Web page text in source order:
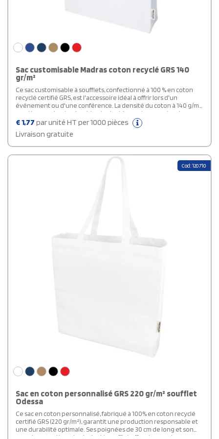
Sac customisable Madras coton recyclé GRS 140
gr/m²
Ce sac customisable à soufflets, confectionné à 100 % en coton
recyclé certifié GRS, est l'accessoire idéal à offrir lors d'un
événement ou d'une conférence. La densité du coton à 140 g/m²
rend le sac robuste, durable et adapté pour transporter des
articles lourds dans le compartiment principal. Avec ses poignées
d'épaule de 30 cm de long, ce sac shopping est facile à
transporter. Les méthodes d'impression disponibles pour ce sac
shopping sont également certifiées, ce qui garantit que
et certifiée. Fabriqué en Inde. Capacité de charge maximale de 5
€1,77 par unité HT per 1000 pièces
Livraison gratuite
Cod: 120710
Sac en coton personnalisé GRS 220 gr/m² soufflet
Odessa
Ce sac en coton personnalisé, fabriqué à 100% en coton recyclé
certifié GRS (220 gr/m²), garantit une production responsable et
une durabilité optimale. Ses poignées de 30 cm de long et son
grand compartiment principal à soufflet offrent un port